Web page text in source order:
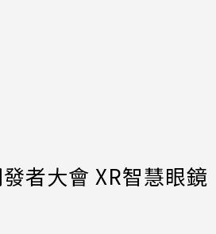
者大會 XR智慧眼鏡